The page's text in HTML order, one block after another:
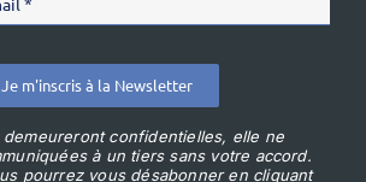
Je m'inscris à la Newsletter
demeureront confidentielles, elle ne
à un tiers sans votre accord.
pourrez vous désabonner en cliquant